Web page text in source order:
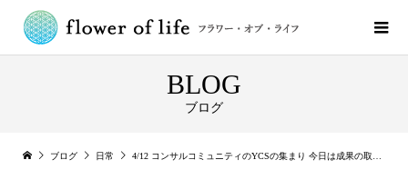
BLOG
ブログ
ブログ 日常 4/12 コンサルコミュニティのYCSの集まり 今日は成果の取りまとめ ⁡